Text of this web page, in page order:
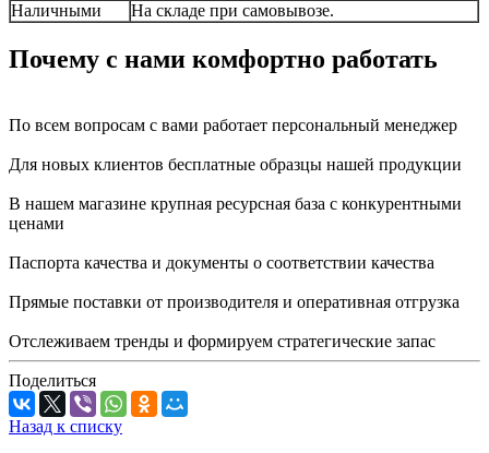
Наличными
На складе при самовывозе.
Почему с нами комфортно работать
По всем вопросам с вами работает персональный менеджер
Для новых клиентов бесплатные образцы нашей продукции
В нашем магазине крупная ресурсная база с конкурентными
ценами
Паспорта качества и документы о соответствии качества
Прямые поставки от производителя и оперативная отгрузка
Отслеживаем тренды и формируем стратегические запас
Поделиться
Назад к списку